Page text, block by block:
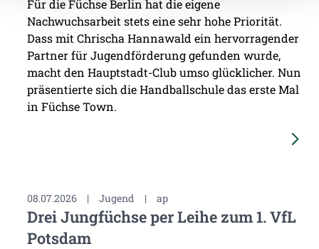
Für die Füchse Berlin hat die eigene
Nachwuchsarbeit stets eine sehr hohe Priorität.
Dass mit Chrischa Hannawald ein hervorragender
Partner für Jugendförderung gefunden wurde,
macht den Hauptstadt-Club umso glücklicher. Nun
präsentierte sich die Handballschule das erste Mal
in Füchse Town.
08.07.2026 | Jugend | ap
Drei Jungfüchse per Leihe zum 1. VfL
Potsdam